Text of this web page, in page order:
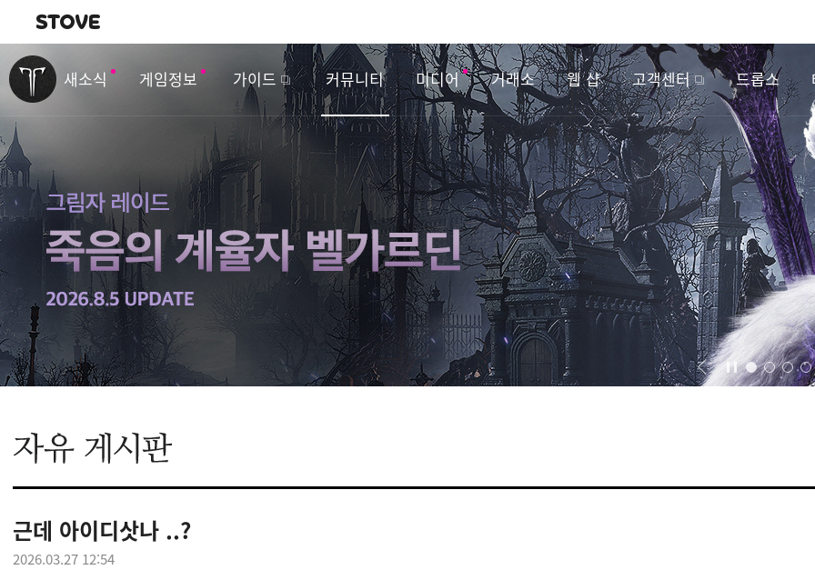
내비게이션
새소식 게임정보 가이드 커뮤니티 미디어 거래소 웹 샵 고객센터 드롭스
벤
트
&
업
데
이
트
근데 아이디삿나 ..?
2026.03.27 12:54